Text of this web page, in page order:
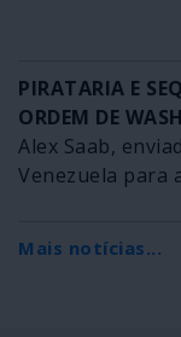
PIRATARIA E
ORDEM DE
Alex Saab,
Venezuela para
Mais notícias...